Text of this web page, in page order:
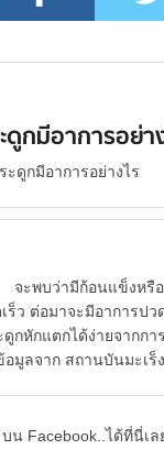
ดูกมีอาการอย่า
ะดูกมีอาการอย่างไร
บว่ามีก้อนแข็งหรือ
ร็ว ต่อมาจะมีอาการปว
กหักแตกได้ง่ายจากกา
มูลจาก สถานบันมะเร็
น Facebook..ได้ที่นี่เล